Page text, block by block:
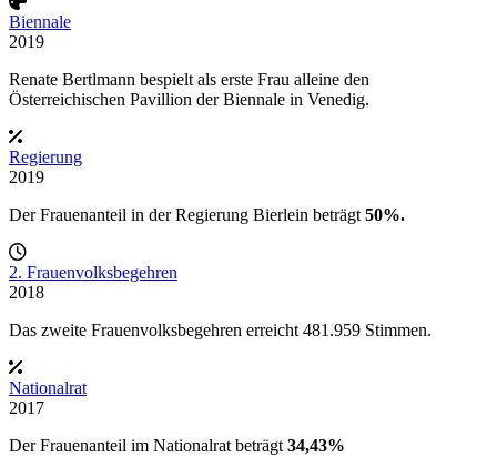
Biennale
2019
Renate Bertlmann bespielt als erste Frau alleine den
Österreichischen Pavillion der Biennale in Venedig.
Regierung
2019
Der Frauenanteil in derRegierung Bierlein beträgt 50%.
2. Frauenvolksbegehren
2018
Das zweite Frauenvolksbegehren erreicht 481.959 Stimmen.
Nationalrat
2017
Der Frauenanteil im Nationalrat beträgt 34,43%